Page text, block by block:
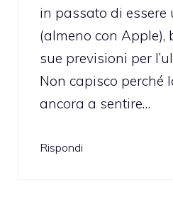
in passato di
(almeno con Apple),
sue previsioni per
Non capisco perché
ancora a sentire…
Rispondi